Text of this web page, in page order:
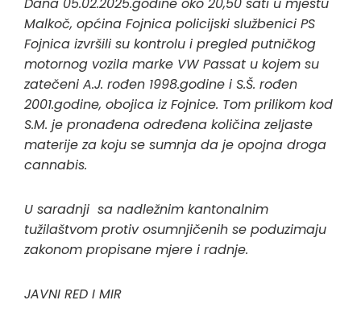
Malkoč, općina Fojnica policijski službenici PS
Fojnica izvršili su kontrolu i pregled putničkog
motornog vozila marke VW Passat u kojem su
zatečeni A.J. rođen 1998.godine i S.Š. rođen
2001.godine, obojica iz Fojnice. Tom prilikom kod
S.M. je pronađena određena količina zeljaste
materije za koju se sumnja da je opojna droga
cannabis.
U saradnji sa nadležnim kantonalnim
tužilaštvom protiv osumnjičenih se poduzimaju
zakonom propisane mjere i radnje.
JAVNI RED I MIR